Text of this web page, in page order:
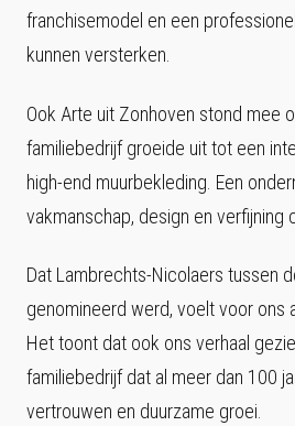
franchisemodel en een
kunnen versterken.
Ook Arte uit Zonhoven stond mee
familiebedrijf groeide uit tot een
high-end muurbekleding. Een
vakmanschap, design en verfijning
Dat Lambrechts-Nicolaers tussen
genomineerd werd, voelt voor ons
Het toont dat ook ons verhaal
familiebedrijf dat al meer dan 100
vertrouwen en duurzame groei.